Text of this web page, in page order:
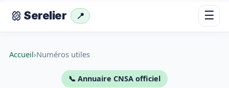
Serelier 📍 ☰
Accueil›Numéros utiles
📞 Annuaire CNSA officiel